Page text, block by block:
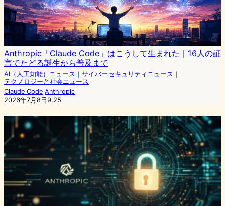
Anthropic「Claude Code」はこうして生まれた｜16人の証
言でたどる誕生から普及まで
AI（人工知能）ニュース ｜ サイバーセキュリティニュース ｜
テクノロジーと社会ニュース
Claude Code Anthropic
2026年7月8日9:25